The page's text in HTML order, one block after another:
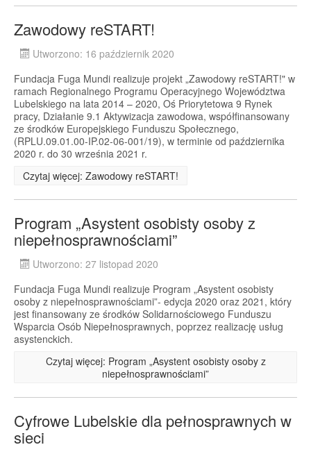
Zawodowy reSTART!
Utworzono: 16 październik 2020
Fundacja Fuga Mundi realizuje projekt „Zawodowy reSTART!" w
ramach Regionalnego Programu Operacyjnego Województwa
Lubelskiego na lata 2014 – 2020, Oś Priorytetowa 9 Rynek
pracy, Działanie 9.1 Aktywizacja zawodowa, współfinansowany
ze środków Europejskiego Funduszu Społecznego,
(RPLU.09.01.00-IP.02-06-001/19), w terminie od października
2020 r. do 30 września 2021 r.
Czytaj więcej: Zawodowy reSTART!
Program „Asystent osobisty osoby z
niepełnosprawnościami”
Utworzono: 27 listopad 2020
Fundacja Fuga Mundi realizuje Program „Asystent osobisty
osoby z niepełnosprawnościami”- edycja 2020 oraz 2021, który
jest finansowany ze środków Solidarnościowego Funduszu
Wsparcia Osób Niepełnosprawnych, poprzez realizację usług
asystenckich.
Czytaj więcej: Program „Asystent osobisty osoby z
niepełnosprawnościami”
Cyfrowe Lubelskie dla pełnosprawnych w
sieci